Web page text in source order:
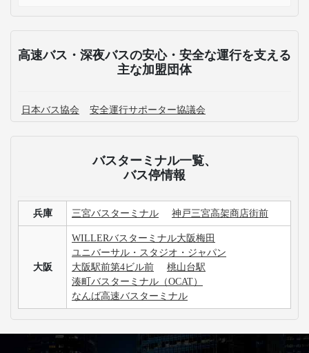
高速バス・深夜バスの安心・安全な運行を支える
主な加盟団体
日本バス協会 安全運行サポーター協議会
バスターミナル一覧、
バス停情報
兵庫 三宮バスターミナル 神戸三宮高架商店街前
大阪
WILLERバスターミナル大阪梅田
ユニバーサル・スタジオ・ジャパン
大阪駅前第4ビル前
桃山台駅
湊町バスターミナル（OCAT）
なんば高速バスターミナル